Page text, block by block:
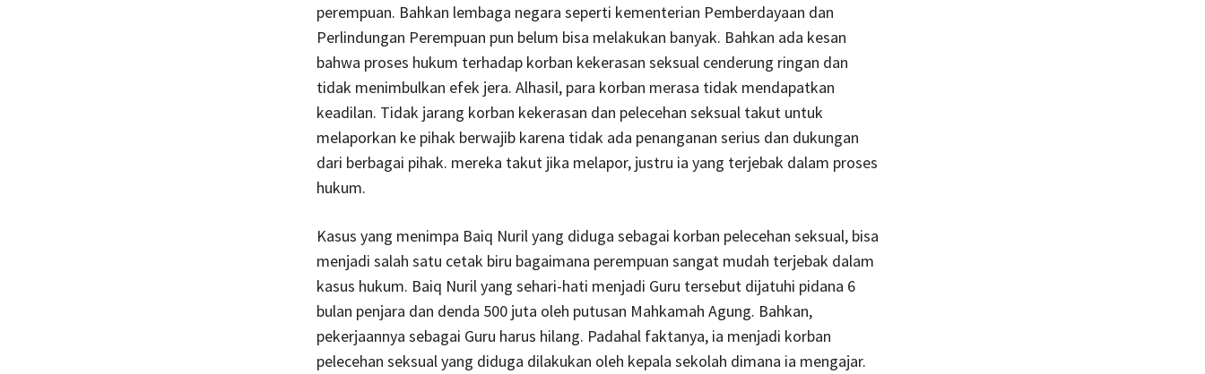
perempuan. Bahkan lembaga negara seperti kementerian Pemberdayaan dan
Perlindungan Perempuan pun belum bisa melakukan banyak. Bahkan ada kesan
bahwa proses hukum terhadap korban kekerasan seksual cenderung ringan dan
tidak menimbulkan efek jera. Alhasil, para korban merasa tidak mendapatkan
keadilan. Tidak jarang korban kekerasan dan pelecehan seksual takut untuk
melaporkan ke pihak berwajib karena tidak ada penanganan serius dan dukungan
dari berbagai pihak. mereka takut jika melapor, justru ia yang terjebak dalam proses
hukum.
Kasus yang menimpa Baiq Nuril yang diduga sebagai korban pelecehan seksual, bisa
menjadi salah satu cetak biru bagaimana perempuan sangat mudah terjebak dalam
kasus hukum. Baiq Nuril yang sehari-hati menjadi Guru tersebut dijatuhi pidana 6
bulan penjara dan denda 500 juta oleh putusan Mahkamah Agung. Bahkan,
pekerjaannya sebagai Guru harus hilang. Padahal faktanya, ia menjadi korban
pelecehan seksual yang diduga dilakukan oleh kepala sekolah dimana ia mengajar.